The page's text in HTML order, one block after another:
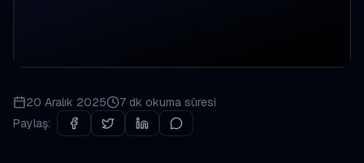
20 Aralık 2025 7 dk okuma süresi
Paylaş: